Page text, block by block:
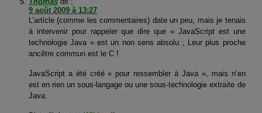
9 août 2009 à 13:27
L’article (comme les commentaires) date un peu, mais je tenais
à intervenir pour rappeler que dire que « JavaScript est une
technologie Java » est un non sens absolu ; Leur plus proche
ancêtre commun est le C !
JavaScript a été créé « pour ressembler à Java », mais n’en
est en rien un sous-langage ou une sous-technologie extraite de
Java.